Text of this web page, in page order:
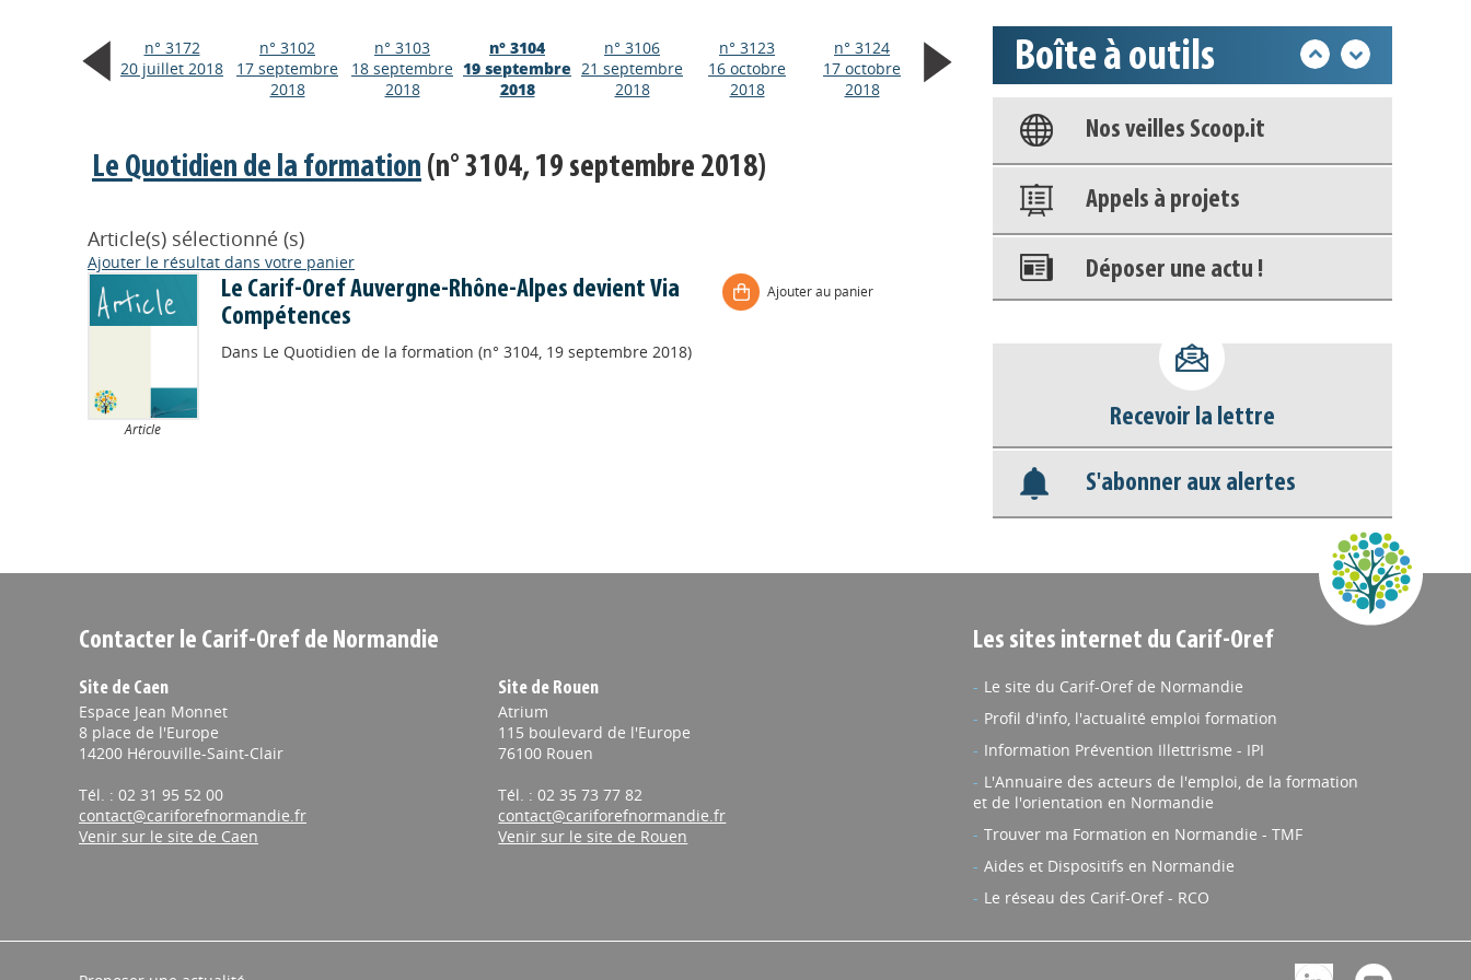
n° 3172
20 juillet 2018
n° 3102
17 septembre
2018
n° 3103
18 septembre
2018
n° 3104
19 septembre
2018
n° 3106
21 septembre
2018
n° 3123
16 octobre
2018
n° 3124
17 octobre
2018
Le Quotidien de la formation (n° 3104, 19 septembre 2018)
Article(s) sélectionné (s)
Ajouter le résultat dans votre panier
Article
Le Carif-Oref Auvergne-Rhône-Alpes devient Via
Compétences
Dans Le Quotidien de la formation (n° 3104, 19 septembre 2018)
Ajouter au panier
Boîte à outils
Base documentaire
Nos veilles Scoop.it
Appels à projets
Déposer une actu !
déconnecter)
Base documentaire
Nos veilles Scoop.it
Recevoir la lettre
S'abonner aux alertes
Contacter le Carif-Oref de Normandie
Site de Caen
Espace Jean Monnet
8 place de l'Europe
14200 Hérouville-Saint-Clair
Tél. : 02 31 95 52 00
contact@cariforefnormandie.fr
Venir sur le site de Caen
Site de Rouen
Atrium
115 boulevard de l'Europe
76100 Rouen
Tél. : 02 35 73 77 82
contact@cariforefnormandie.fr
Venir sur le site de Rouen
Les sites internet du Carif-Oref
Le site du Carif-Oref de Normandie
Profil d'info, l'actualité emploi formation
Information Prévention Illettrisme - IPI
L'Annuaire des acteurs de l'emploi, de la formation
et de l'orientation en Normandie
Trouver ma Formation en Normandie - TMF
Aides et Dispositifs en Normandie
Le réseau des Carif-Oref - RCO